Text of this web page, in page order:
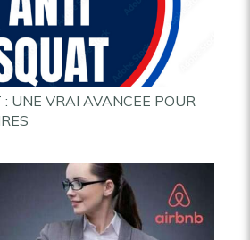
UNE VRAI AVANCEE POUR